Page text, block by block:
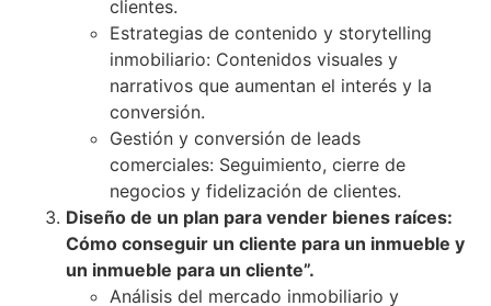
clientes.
Estrategias de contenido y storytelling
inmobiliario: Contenidos visuales y
narrativos que aumentan el interés y la
conversión.
Gestión y conversión de leads
comerciales: Seguimiento, cierre de
negocios y fidelización de clientes.
Diseño de un plan para vender bienes raíces:
Cómo conseguir un cliente para un inmueble y
un inmueble para un cliente”.
Análisis del mercado inmobiliario y